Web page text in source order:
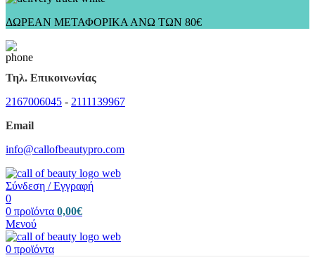
ΔΩΡΕΑΝ ΜΕΤΑΦΟΡΙΚΑ ΑΝΩ ΤΩΝ 80€
Τηλ. Επικοινωνίας
2167006045 - 2111139967
Email
info@callofbeautypro.com
Σύνδεση / Εγγραφή
0
0 προϊόντα 0,00€
Μενού
0 προϊόντα